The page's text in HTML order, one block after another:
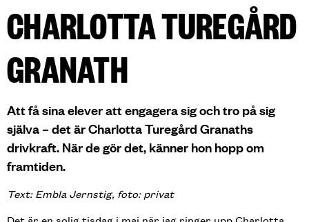
CHARLOTTA TUREGÅRD
GRANATH
Att få sina elever att engagera sig och tro på sig
själva – det är Charlotta Turegård Granaths
drivkraft. När de gör det, känner hon hopp om
framtiden.
Text: Embla Jernstig, foto: privat